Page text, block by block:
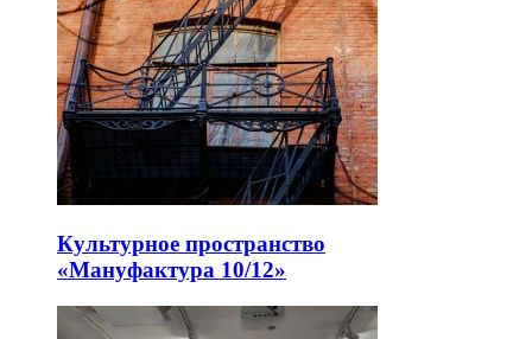
Культурное пространство
«Мануфактура 10/12»